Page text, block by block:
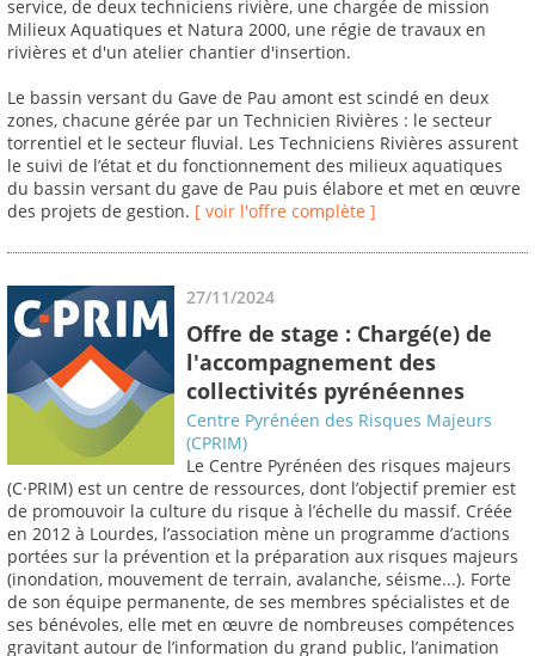
service, de deux techniciens rivière, une chargée de mission
Milieux Aquatiques et Natura 2000, une régie de travaux en
rivières et d'un atelier chantier d'insertion.
Le bassin versant du Gave de Pau amont est scindé en deux
zones, chacune gérée par un Technicien Rivières : le secteur
torrentiel et le secteur fluvial. Les Techniciens Rivières assurent
le suivi de l’état et du fonctionnement des milieux aquatiques
du bassin versant du gave de Pau puis élabore et met en œuvre
des projets de gestion. [ voir l'offre complète ]
27/11/2024
Offre de stage : Chargé(e) de
l'accompagnement des
collectivités pyrénéennes
Centre Pyrénéen des Risques Majeurs
(CPRIM)
Le Centre Pyrénéen des risques majeurs
(C·PRIM) est un centre de ressources, dont l’objectif premier est
de promouvoir la culture du risque à l’échelle du massif. Créée
en 2012 à Lourdes, l’association mène un programme d’actions
portées sur la prévention et la préparation aux risques majeurs
(inondation, mouvement de terrain, avalanche, séisme...). Forte
de son équipe permanente, de ses membres spécialistes et de
ses bénévoles, elle met en œuvre de nombreuses compétences
gravitant autour de l’information du grand public, l’animation